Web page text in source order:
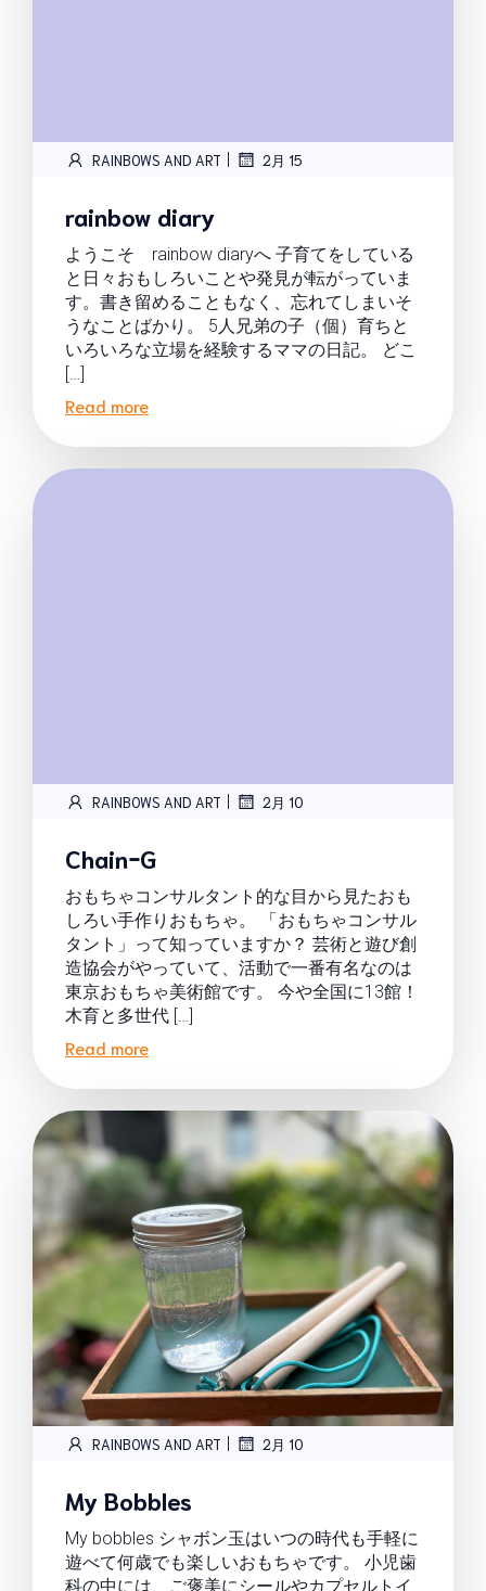
RAINBOWS AND ART | 2月 15
rainbow diary
ようこそ rainbow diaryへ 子育てをしている
と日々おもしろいことや発見が転がっていま
す。書き留めることもなく、忘れてしまいそ
うなことばかり。 5人兄弟の子（個）育ちと
いろいろな立場を経験するママの日記。 どこ
[…]
Read more
RAINBOWS AND ART | 2月 10
ChainｰG
おもちゃコンサルタント的な目から見たおも
しろい手作りおもちゃ。 「おもちゃコンサル
タント」って知っていますか？ 芸術と遊び創
造協会がやっていて、活動で一番有名なのは
東京おもちゃ美術館です。 今や全国に13館！
木育と多世代 […]
Read more
RAINBOWS AND ART | 2月 10
My Bobbles
My bobbles シャボン玉はいつの時代も手軽に
遊べて何歳でも楽しいおもちゃです。 小児歯
科の中には、ご褒美にシールやカプセルトイ